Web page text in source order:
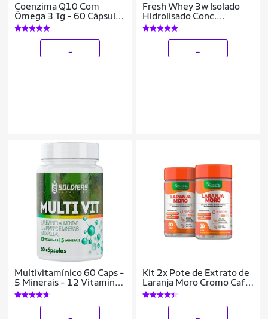
Coenzima Q10 Com
Ômega 3 Tg - 60 Cápsulas
- Essential
Fresh Whey 3w Isolado
Hidrolisado Conc.
Vitaminas de Frutas 450g
- Dux Nutrition
Multivitamínico 60 Caps -
5 Minerais - 12 Vitaminas
- Soldiers Nutrition
Kit 2x Pote de Extrato de
Laranja Moro Cromo Café
Verde 3x1 Vegano
Denavita